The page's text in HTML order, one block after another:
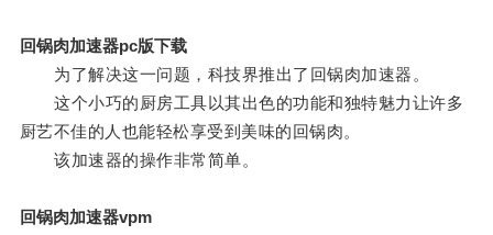
回锅肉加速器pc版下载
为了解决这一问题，科技界推出了回锅肉加速器。
这个小巧的厨房工具以其出色的功能和独特魅力让许多
厨艺不佳的人也能轻松享受到美味的回锅肉。
该加速器的操作非常简单。
回锅肉加速器vpm